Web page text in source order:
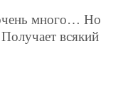
много… Но
всякий